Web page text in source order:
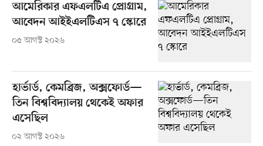
আমেরিকার এফএলটিএ প্রোগ্রাম,
আবেদন আইইএলটিএস ৭ স্কোরে
০৫ আগস্ট ২০২৬
হার্ভার্ড, কেমব্রিজ, অক্সফোর্ড—
তিন বিশ্ববিদ্যালয় থেকেই অফার
এসেছিল
০২ আগস্ট ২০২৬